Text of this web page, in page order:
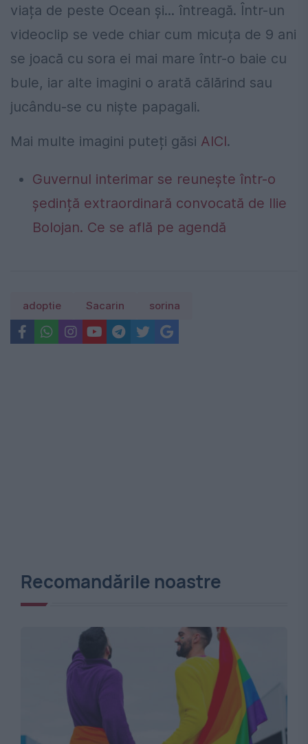
viața de peste Ocean și... întreagă. Într-un
videoclip se vede chiar cum micuța de 9 ani
se joacă cu sora ei mai mare într-o baie cu
bule, iar alte imagini o arată călărind sau
jucându-se cu niște papagali.
Mai multe imagini puteți găsi AICI.
Guvernul interimar se reunește într-o
ședință extraordinară convocată de Ilie
Bolojan. Ce se află pe agendă
adoptie Sacarin sorina
Recomandările noastre